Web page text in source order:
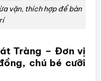
vặn, thích hợp để bàn
Tràng – Đơn vị
chú bé cưỡi